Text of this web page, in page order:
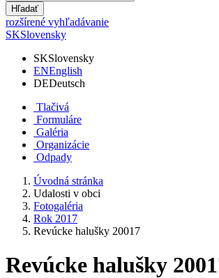
Hľadať
rozšírené vyhľadávanie
SKSlovensky
SKSlovensky
ENEnglish
DEDeutsch
Tlačivá
Formuláre
Galéria
Organizácie
Odpady
Úvodná stránka
Udalosti v obci
Fotogaléria
Rok 2017
Revúcke halušky 20017
Revúcke halušky